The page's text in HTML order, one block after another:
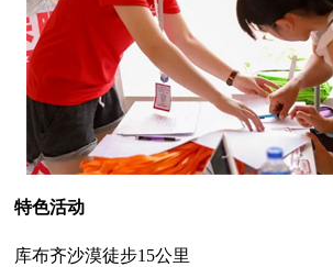
特色活动
库布齐沙漠徒步15公里